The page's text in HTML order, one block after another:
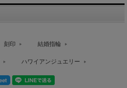
刻印 結婚指輪
ハワイアンジュエリー